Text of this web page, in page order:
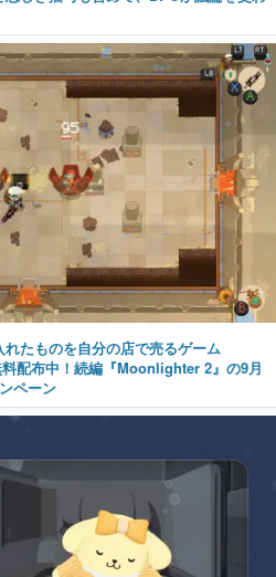
れたものを自分の店で売るゲーム
配布中！続編『Moonlighter 2』の9月
ペーン